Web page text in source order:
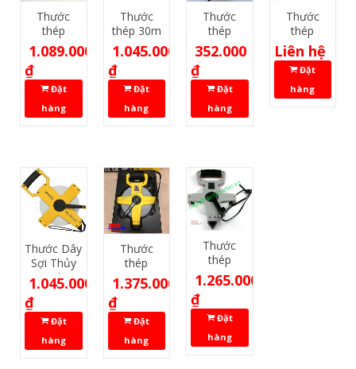
Thước
thép
Tajima
HSP 30m
1.089.000
₫
Đặt
hàng
Thước
thép 30m
Tajima
HTN
1.045.000
₫
Đặt
hàng
Thước
thép
AONOW
50m
352.000
₫
Đặt
hàng
Thước
thép
Yamayo
NR30
(NR50)
Liên hệ
Đặt
hàng
Thước Dây
Sợi Thủy
Tinh
Yamayo
OTR50M
1.045.000
₫
Đặt
hàng
Thước
thép
Tajima
HSP 50m
1.375.000
₫
Đặt
hàng
Thước
thép
Tajima
50m HTN
1.265.000
₫
Đặt
hàng